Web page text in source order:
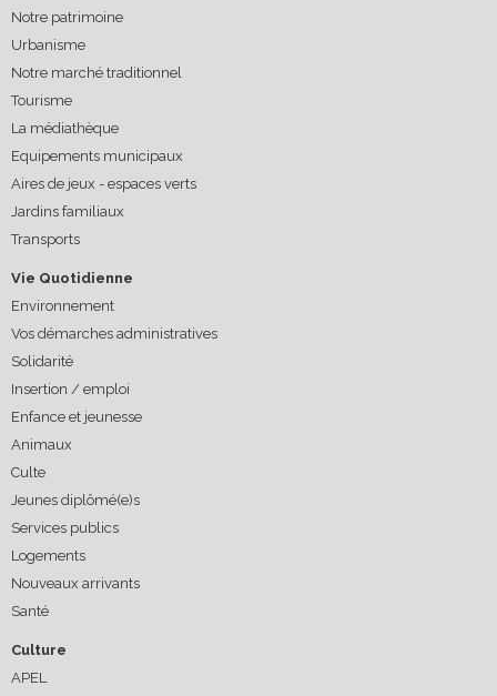
Notre patrimoine
Urbanisme
Notre marché traditionnel
Tourisme
La médiathèque
Equipements municipaux
Aires de jeux - espaces verts
Jardins familiaux
Transports
Vie Quotidienne
Environnement
Vos démarches administratives
Solidarité
Insertion / emploi
Enfance et jeunesse
Animaux
Culte
Jeunes diplômé(e)s
Services publics
Logements
Nouveaux arrivants
Santé
Culture
APEL